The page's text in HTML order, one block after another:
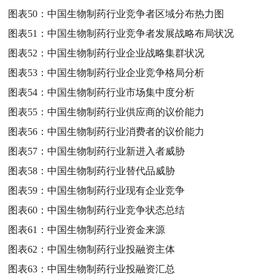
图表50：中国生物制药行业竞争者区域分布热力图
图表51：中国生物制药行业竞争者发展战略布局状况
图表52：中国生物制药行业企业战略集群状况
图表53：中国生物制药行业企业竞争格局分析
图表54：中国生物制药行业市场集中度分析
图表55：中国生物制药行业供应商的议价能力
图表56：中国生物制药行业消费者的议价能力
图表57：中国生物制药行业新进入者威胁
图表58：中国生物制药行业替代品威胁
图表59：中国生物制药行业现有企业竞争
图表60：中国生物制药行业竞争状态总结
图表61：中国生物制药行业资金来源
图表62：中国生物制药行业投融资主体
图表63：中国生物制药行业投融资汇总